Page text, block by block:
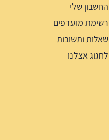
החשבון שלי
רשימת מועדפים
שאלות ותשובות
לחגוג אצלנו